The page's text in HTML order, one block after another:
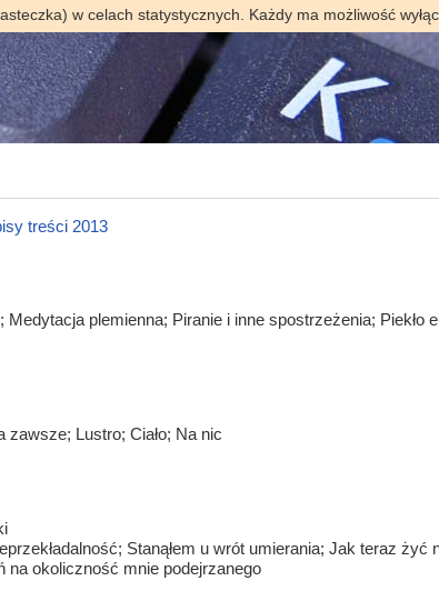
w celach statystycznych. Każdy ma możliwość
treści 2013
plemienna; Piranie i inne spostrzeżenia; Piekło
Lustro; Ciało; Na nic
Stanąłem u wrót umierania; Jak teraz
na okoliczność mnie podejrzanego